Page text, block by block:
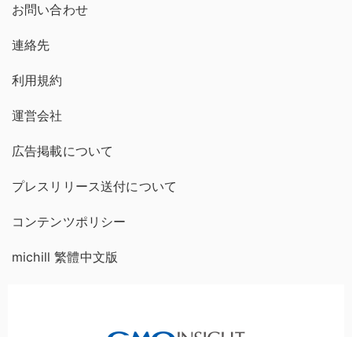
お問い合わせ
連絡先
利用規約
運営会社
広告掲載について
プレスリリース送付について
コンテンツポリシー
michill 繁體中文版